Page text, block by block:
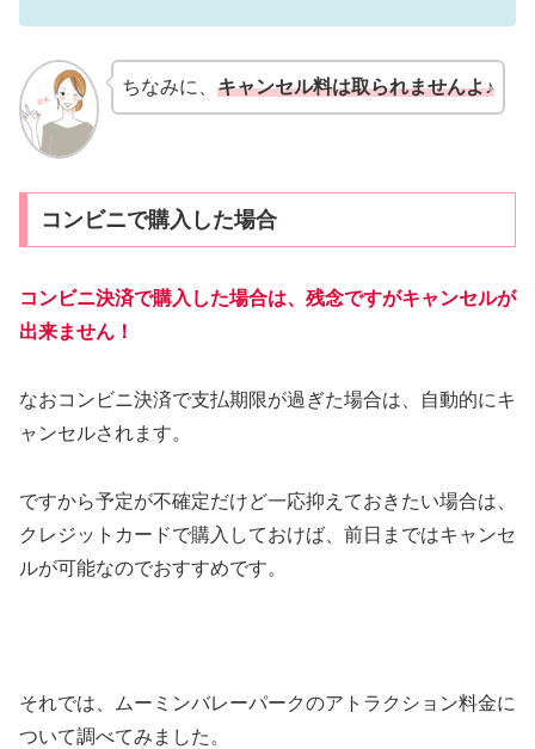
ちなみに、 キャンセル料は取られませんよ♪
コンビニで購入した場合
コンビニ決済で購入した場合は、残念ですがキャンセルが
出来ません！
なおコンビニ決済で支払期限が過ぎた場合は、自動的にキ
ャンセルされます。
ですから予定が不確定だけど一応抑えておきたい場合は、
クレジットカードで購入しておけば、前日まではキャンセ
ルが可能なのでおすすめです。
それでは、ムーミンバレーパークのアトラクション料金に
ついて調べてみました。